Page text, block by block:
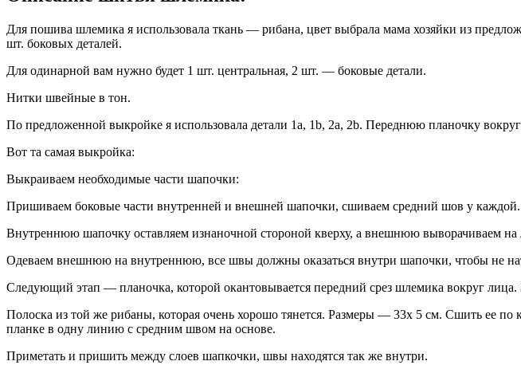
Для пошива шлемика я использовала ткань — рибана, цвет выбрала мама хозяйки из
шт. боковых деталей.
Для одинарной вам нужно будет 1 шт. центральная, 2 шт. — боковые детали.
Нитки швейные в тон.
По предложенной выкройке я использовала детали 1а, 1b, 2а, 2b. Переднюю планочку
Вот та самая выкройка:
Выкраиваем необходимые части шапочки:
Пришиваем боковые части внутренней и внешней шапочки, сшиваем средний шов у каждой.
Внутреннюю шапочку оставляем изнаночной стороной кверху, а внешнюю выворачиваем на
Одеваем внешнюю на внутреннюю, все швы должны оказаться внутри шапочки, чтобы не
Следующий этап — планочка, которой окантовывается передний срез шлемика вокруг лица.
Полоска из той же рибаны, которая очень хорошо тянется. Размеры — 33х 5 см. Сшить ее
планке в одну линию с средним швом на основе.
Приметать и пришить между слоев шапкочки, швы находятся так же внутри.